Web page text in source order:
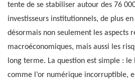
tente de se stabiliser autour des 76
investisseurs institutionnels, de plus
désormais non seulement les aspects
macroéconomiques, mais aussi les
long terme. La question est simple :
comme l’or numérique incorruptible,